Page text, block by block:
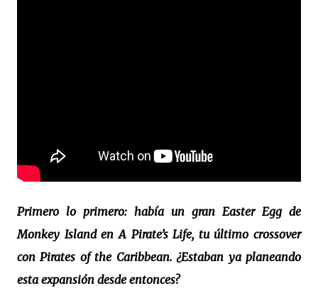
Primero lo primero: había un gran Easter Egg de
Monkey Island en A Pirate’s Life, tu último crossover
con Pirates of the Caribbean. ¿Estaban ya planeando
esta expansión desde entonces?